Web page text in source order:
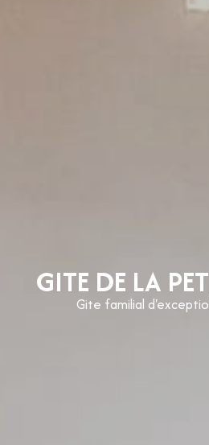
GITE DE LA
Gite familial